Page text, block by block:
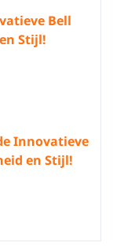
Bell
Stijl!
Innovatieve
en Stijl!